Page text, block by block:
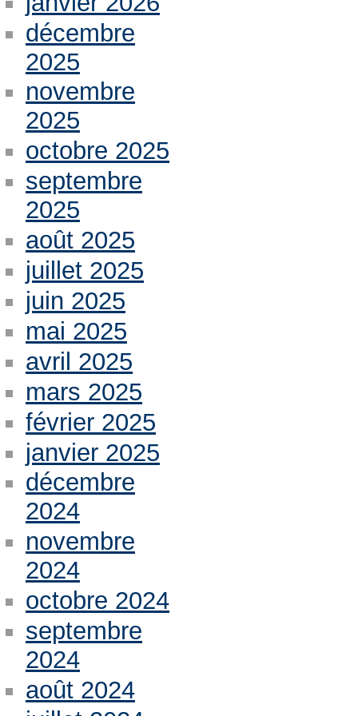
décembre
2025
novembre
2025
octobre 2025
septembre
2025
août 2025
juillet 2025
juin 2025
mai 2025
avril 2025
mars 2025
février 2025
janvier 2025
décembre
2024
novembre
2024
octobre 2024
septembre
2024
août 2024